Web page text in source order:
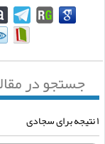
جستجو در